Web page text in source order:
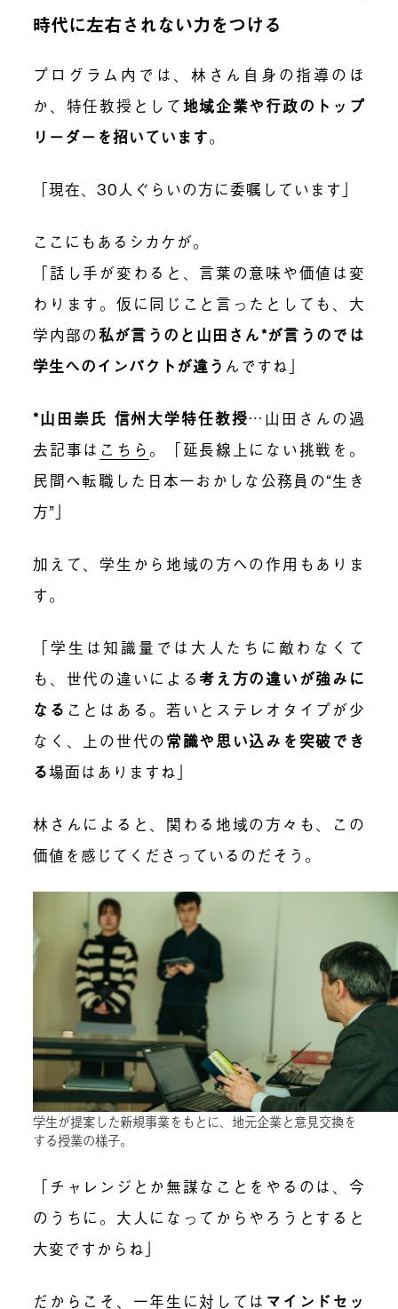
時代に左右されない力をつける
プログラム内では、林さん自身の指導のほ
か、特任教授として地域企業や行政のトップ
リーダーを招いています。
「現在、30人ぐらいの方に委嘱しています」
ここにもあるシカケが。
「話し手が変わると、言葉の意味や価値は変
わります。仮に同じこと言ったとしても、大
学内部の私が言うのと山田さん*が言うのでは
学生へのインパクトが違う んですね」
*山田崇氏 信州大学特任教授…山田さんの過
去記事は こちら 。「延長線上にない挑戦を。
民間へ転職した日本一おかしな公務員の“生き
方”」
加えて、学生から地域の方への作用もありま
す。
「学生は知識量では大人たちに敵わなくて
も、世代の違いによる考え方の違いが強みに
なる ことはある。若いとステレオタイプが少
なく、上の世代の常識や思い込みを突破でき
る場面はありますね」
林さんによると、関わる地域の方々も、この
価値を感じてくださっているのだそう。
学生が提案した新規事業をもとに、地元企業と意見交換を
する授業の様子。
「チャレンジとか無謀なことをやるのは、今
のうちに。大人になってからやろうとすると
大変ですからね」
だからこそ、一年生に対しては マインドセッ